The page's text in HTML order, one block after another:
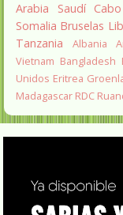
Arabia Saudí
Somalia Bruselas
Tanzania
Albania
Vietnam Bangladesh
Unidos Eritrea
Madagascar RDC